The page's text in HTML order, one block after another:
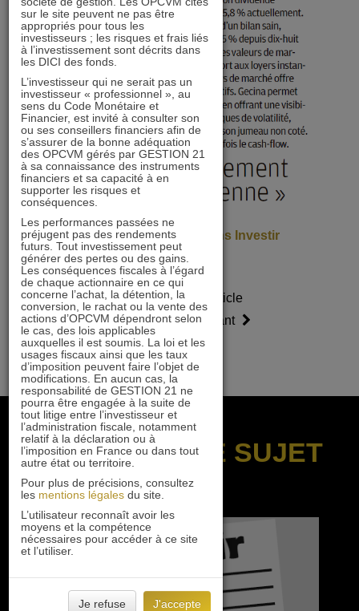
> Voir l’article entier dans Investir
Article
précédent
Article
suivant
SUR LE MÊME SUJET
sur le site peuvent ne pas être
appropriés pour tous les
investisseurs ; les risques et frais liés
à l’investissement sont décrits dans
les DICI des fonds.
L’investisseur qui ne serait pas un
investisseur « professionnel », au
sens du Code Monétaire et
Financier, est invité à consulter son
ou ses conseillers financiers afin de
s’assurer de la bonne adéquation
des OPCVM gérés par GESTION 21
à sa connaissance des instruments
financiers et sa capacité à en
supporter les risques et
conséquences.
Les performances passées ne
préjugent pas des rendements
futurs. Tout investissement peut
générer des pertes ou des gains.
Les conséquences fiscales à l’égard
de chaque actionnaire en ce qui
concerne l’achat, la détention, la
conversion, le rachat ou la vente des
actions d’OPCVM dépendront selon
le cas, des lois applicables
auxquelles il est soumis. La loi et les
usages fiscaux ainsi que les taux
d’imposition peuvent faire l’objet de
modifications. En aucun cas, la
responsabilité de GESTION 21 ne
pourra être engagée à la suite de
tout litige entre l’investisseur et
l’administration fiscale, notamment
relatif à la déclaration ou à
l’imposition en France ou dans tout
autre état ou territoire.
Pour plus de précisions, consultez
les mentions légales du site.
L’utilisateur reconnaît avoir les
moyens et la compétence
nécessaires pour accéder à ce site
et l’utiliser.
Je refuse J'accepte